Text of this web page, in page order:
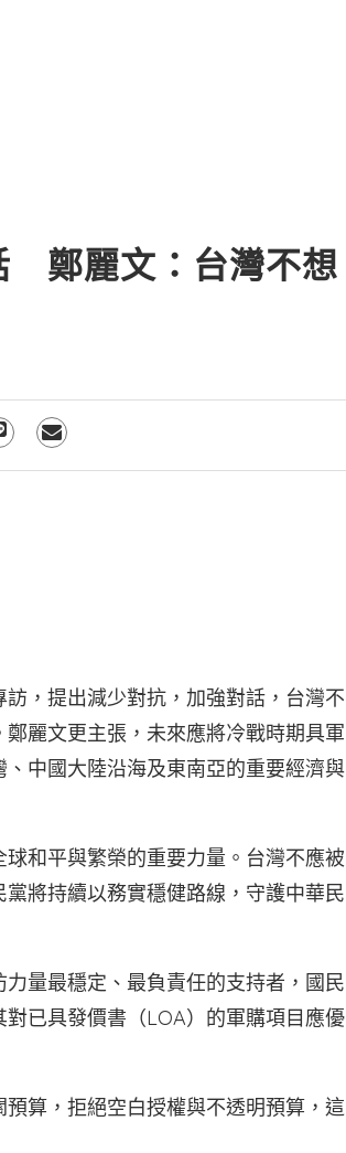
鄭麗文：台灣不想
，提出減少對抗，加強對話，台灣不
麗文更主張，未來應將冷戰時期具軍
中國大陸沿海及東南亞的重要經濟與
和平與繁榮的重要力量。台灣不應被
將持續以務實穩健路線，守護中華民
量最穩定、最負責任的支持者，國民
已具發價書（LOA）的軍購項目應優
算，拒絕空白授權與不透明預算，這